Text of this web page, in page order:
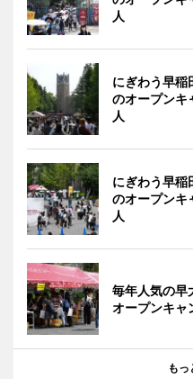
人
にぎわう早稲
のオープンキ
人
にぎわう早稲
のオープンキ
人
毎年人気の早
オープンキャ
もっ